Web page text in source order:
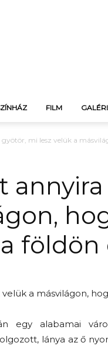
FILM
gyötör, mi lesz velük a
földön
egy alabamai
lánya az ő